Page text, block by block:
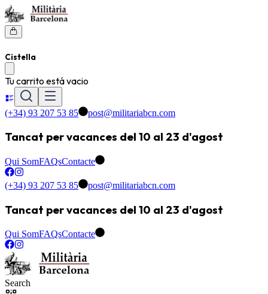
Cistella
Tu carrito está vacio
(+34) 93 207 53 85 post@militariabcn.com
Tancat per vacances del 10 al 23 d'agost
Qui SomFAQsContacte
(+34) 93 207 53 85 post@militariabcn.com
Tancat per vacances del 10 al 23 d'agost
Qui SomFAQsContacte
Search